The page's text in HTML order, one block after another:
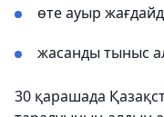
өте ауыр
жасанды тыныс
30 қарашада